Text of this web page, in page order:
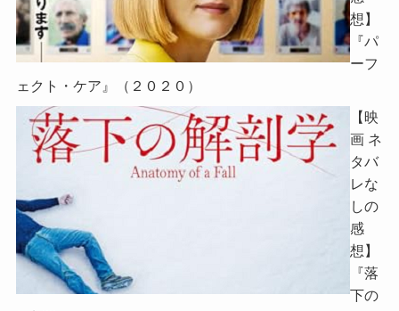
想】
『パ
ーフ
ェクト・ケア』（２０２０）
【映
画 ネ
タバ
レな
しの
感
想】
『落
下の